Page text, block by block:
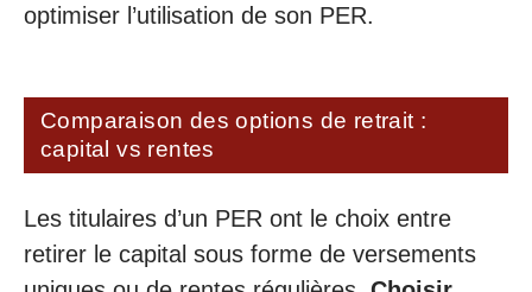
optimiser l’utilisation de son PER.
Comparaison des options de retrait :
capital vs rentes
Les titulaires d’un PER ont le choix entre
retirer le capital sous forme de versements